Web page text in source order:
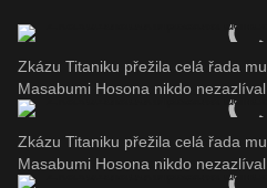
Zkázu Titaniku přežila celá řada
Masabumi Hosona nikdo nezazlíval
Zkázu Titaniku přežila celá řada
Masabumi Hosona nikdo nezazlíval